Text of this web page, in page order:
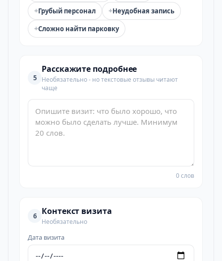
+Грубый персонал +Неудобная запись
+Сложно найти парковку
5
Расскажите подробнее
Необязательно - но текстовые отзывы читают
чаще
0 слов
6 Контекст визита
Необязательно
Дата визита